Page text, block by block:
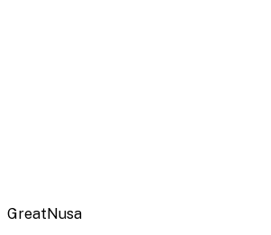
GreatNusa